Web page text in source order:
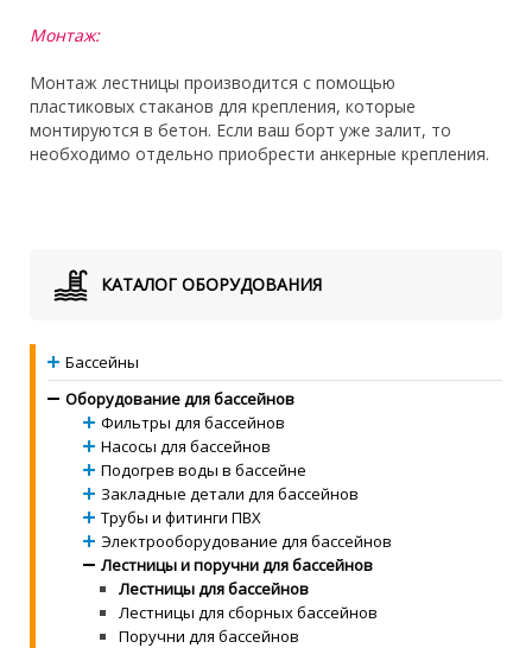
Монтаж:
Монтаж лестницы производится с помощью
пластиковых стаканов для крепления, которые
монтируются в бетон. Если ваш борт уже залит, то
необходимо отдельно приобрести анкерные крепления.
КАТАЛОГ ОБОРУДОВАНИЯ
Бассейны
Оборудование для бассейнов
Фильтры для бассейнов
Насосы для бассейнов
Подогрев воды в бассейне
Закладные детали для бассейнов
Трубы и фитинги ПВХ
Электрооборудование для бассейнов
Лестницы и поручни для бассейнов
Лестницы для бассейнов
Лестницы для сборных бассейнов
Поручни для бассейнов